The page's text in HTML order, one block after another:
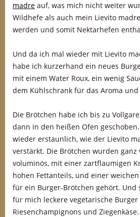
madre auf, was mich nicht weiter
Wildhefe als auch mein Lievito
werden und somit Nektarhefen
Und da ich mal wieder mit Lievito
habe ich kurzerhand ein neues
mit einem Water Roux, ein wenig
dem Kühlschrank für das Aroma
Die Brötchen habe ich bis zu
dann in den heißen Ofen
wieder erstaunlich, wie der Lievito
verstärkt. Die Brötchen wurden
voluminös, mit einer zartflaumigen
hohen Fettanteils, und einer
für ein Burger-Brötchen gehört. Und
für mich leckere vegetarische
Riesenchampignons und